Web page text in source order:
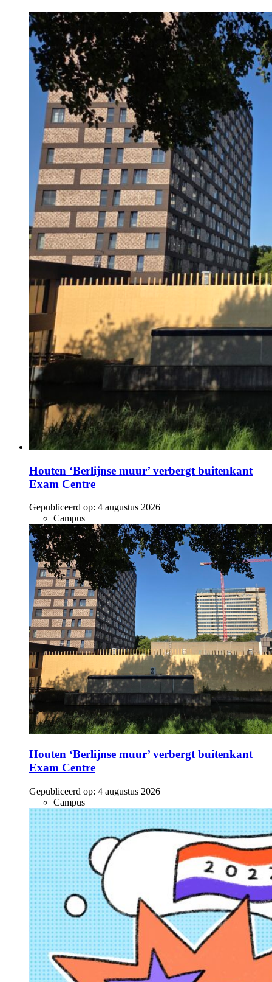
Houten ‘Berlijnse muur’ verbergt buitenkant
Exam Centre
Gepubliceerd op: 4 augustus 2026
Campus
Houten ‘Berlijnse muur’ verbergt buitenkant
Exam Centre
Gepubliceerd op: 4 augustus 2026
Campus